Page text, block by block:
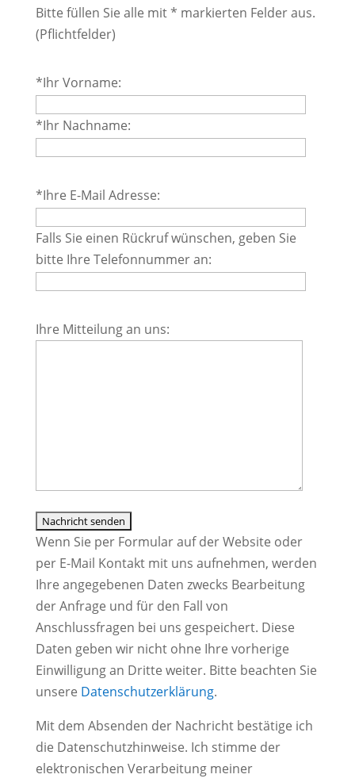
Bitte füllen Sie alle mit * markierten Felder aus.
(Pflichtfelder)
lasse
dieses
Feld
leer.
*Ihr Vorname:
*Ihr Nachname:
lasse
dieses
Feld
leer.
*Ihre E-Mail Adresse:
Falls Sie einen Rückruf wünschen, geben Sie
bitte Ihre Telefonnummer an:
lasse
Ihre Mitteilung an uns:
Wenn Sie per Formular auf der Website oder
per E-Mail Kontakt mit uns aufnehmen, werden
Ihre angegebenen Daten zwecks Bearbeitung
der Anfrage und für den Fall von
Anschlussfragen bei uns gespeichert. Diese
Daten geben wir nicht ohne Ihre vorherige
Einwilligung an Dritte weiter. Bitte beachten Sie
unsere Datenschutzerklärung.
Mit dem Absenden der Nachricht bestätige ich
die Datenschutzhinweise. Ich stimme der
elektronischen Verarbeitung meiner